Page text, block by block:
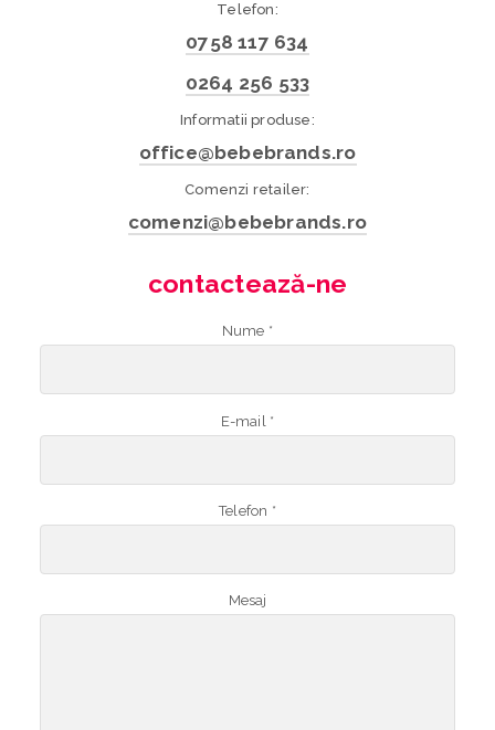
Telefon:
0758 117 634
0264 256 533
Informatii produse:
office@bebebrands.ro
Comenzi retailer:
comenzi@bebebrands.ro
contactează-ne
Nume *
E-mail *
Telefon *
Mesaj